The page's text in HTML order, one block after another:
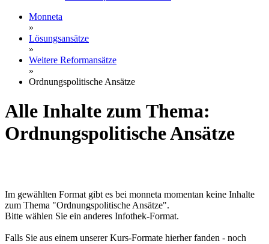
Monneta
»
Lösungsansätze
»
Weitere Reformansätze
»
Ordnungspolitische Ansätze
Alle Inhalte zum Thema:
Ordnungspolitische Ansätze
Im gewählten Format gibt es bei monneta momentan keine Inhalte
zum Thema "Ordnungspolitische Ansätze".
Bitte wählen Sie ein anderes Infothek-Format.
Falls Sie aus einem unserer Kurs-Formate hierher fanden - noch